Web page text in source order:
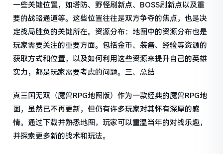
一些关键位置，如塔防、野怪刷新点、BOSS刷新点以及重
要的战略通道等。这些位置往往是双方争夺的焦点，也是决
定战局胜负的关键所在。资源分布：地图中的资源分布也是
玩家需要关注的重要方面。包括金币、装备、经验等资源的
获取方式和位置，以及如何利用这些资源来提升自己的英雄
实力，都是玩家需要考虑的问题。三、总结
真三国无双（魔兽RPG地图版）作为一款经典的魔兽RPG地
图，虽然已不再更新，但仍有许多玩家对其怀有深厚的感
情。通过下载并熟悉地图，玩家可以重温当年的对战乐趣，
并探索更多新的战术和玩法。